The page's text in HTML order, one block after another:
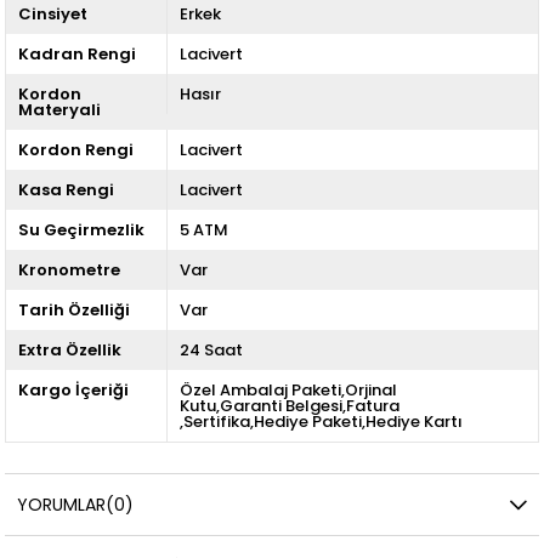
Cinsiyet
Erkek
Kadran Rengi
Lacivert
Kordon
Materyali
Hasır
Kordon Rengi
Lacivert
Kasa Rengi
Lacivert
Su Geçirmezlik
5 ATM
Kronometre
Var
Tarih Özelliği
Var
Extra Özellik
24 Saat
Kargo İçeriği
Özel Ambalaj Paketi,Orjinal
Kutu,Garanti Belgesi,Fatura
,Sertifika,Hediye Paketi,Hediye Kartı
YORUMLAR(0)